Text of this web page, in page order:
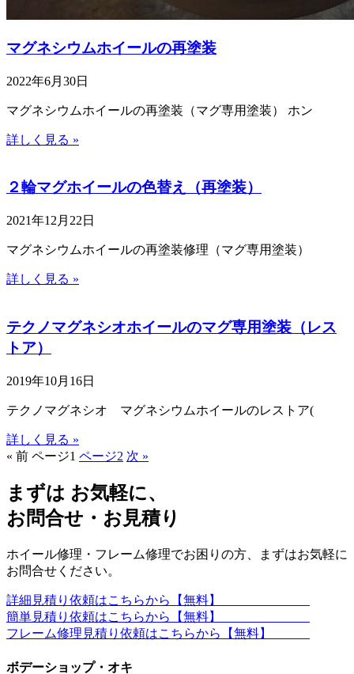
マグネシウムホイールの再塗装
2022年6月30日
マグネシウムホイールの再塗装（マグ専用塗装） ホン
詳しく見る »
２輪マグホイールの色替え（再塗装）
2021年12月22日
マグネシウムホイールの再塗装修理（マグ専用塗装）
詳しく見る »
テクノマグネシオホイールのマグ専用塗装（レス
トア）
2019年10月16日
テクノマグネシオ マグネシウムホイールのレストア(
詳しく見る »
« 前 ページ1 ページ2 次 »
まずは お気軽に、
お問合せ・お見積り
ホイール修理・フレーム修理でお困りの方、まずはお気軽に
お問合せください。
詳細見積り依頼はこちらから【無料】
簡単見積り依頼はこちらから【無料】
フレーム修理見積り依頼はこちらから【無料】
ボデーショップ・オキ